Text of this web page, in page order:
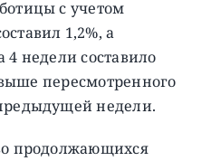
с учетом
1,2%, а
4 недели составило
пересмотренного
недели.
продолжающихся